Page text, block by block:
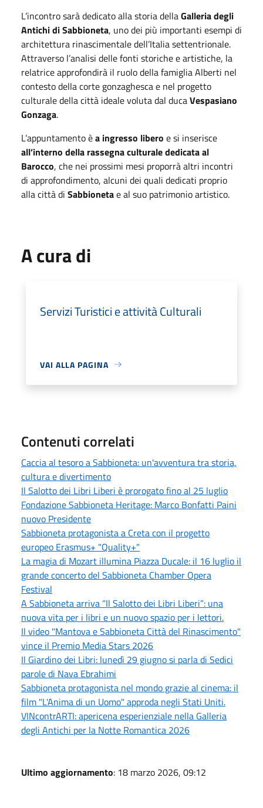
L’incontro sarà dedicato alla storia dellaGalleria degli
Antichi di Sabbioneta, uno dei più importanti esempi di
architettura rinascimentale dell’Italia settentrionale.
Attraverso l’analisi delle fonti storiche e artistiche, la
relatrice approfondirà il ruolo della famiglia Alberti nel
contesto della corte gonzaghesca e nel progetto
culturale della città ideale voluta dal ducaVespasiano
Gonzaga.
L’appuntamento èa ingresso libero e si inserisce
all’interno della rassegna culturale dedicata al
Barocco, che nei prossimi mesi proporrà altri incontri
di approfondimento, alcuni dei quali dedicati proprio
alla città di Sabbionetae al suo patrimonio artistico.
A cura di
Servizi Turistici e attività Culturali
VAI ALLA PAGINA
Contenuti correlati
Caccia al tesoro a Sabbioneta: un'avventura tra storia,
cultura e divertimento
Il Salotto dei Libri Liberi è prorogato fino al 25 luglio
Fondazione Sabbioneta Heritage: Marco Bonfatti Paini
nuovo Presidente
Sabbioneta protagonista a Creta con il progetto
europeo Erasmus+ "Quality+"
La magia di Mozart illumina Piazza Ducale: il 16 luglio il
grande concerto del Sabbioneta Chamber Opera
Festival
A Sabbioneta arriva “Il Salotto dei Libri Liberi”: una
nuova vita per i libri e un nuovo spazio per i lettori.
Il video "Mantova e Sabbioneta Città del Rinascimento"
vince il Premio Media Stars 2026
Il Giardino dei Libri: lunedì 29 giugno si parla di Sedici
parole di Nava Ebrahimi
Sabbioneta protagonista nel mondo grazie al cinema: il
film "L'Anima di un Uomo" approda negli Stati Uniti.
VINcontrARTI: apericena esperienziale nella Galleria
degli Antichi per la Notte Romantica 2026
Ultimo aggiornamento: 18 marzo 2026, 09:12